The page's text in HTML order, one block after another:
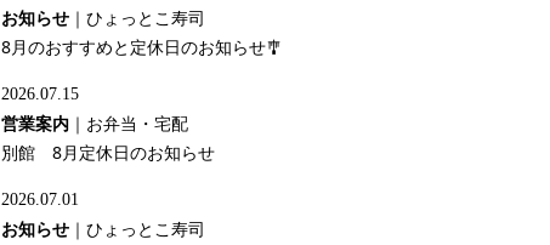
お知らせ ｜ ひょっとこ寿司
8月のおすすめと定休日のお知らせ🎐
2026.07.15
営業案内 ｜ お弁当・宅配
別館 8月定休日のお知らせ
2026.07.01
お知らせ ｜ ひょっとこ寿司